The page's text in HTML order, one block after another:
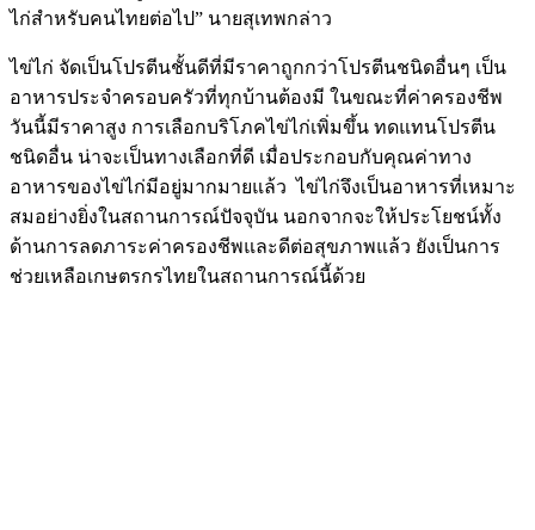
ไก่สำหรับคนไทยต่อไป” นายสุเทพกล่าว
ไข่ไก่ จัดเป็นโปรตีนชั้นดีที่มีราคาถูกกว่าโปรตีนชนิดอื่นๆ เป็น
อาหารประจำครอบครัวที่ทุกบ้านต้องมี ในขณะที่ค่าครองชีพ
วันนี้มีราคาสูง การเลือกบริโภคไข่ไก่เพิ่มขึ้น ทดแทนโปรตีน
ชนิดอื่น น่าจะเป็นทางเลือกที่ดี เมื่อประกอบกับคุณค่าทาง
อาหารของไข่ไก่มีอยู่มากมายแล้ว ไข่ไก่จึงเป็นอาหารที่เหมาะ
สมอย่างยิ่งในสถานการณ์ปัจจุบัน นอกจากจะให้ประโยชน์ทั้ง
ด้านการลดภาระค่าครองชีพและดีต่อสุขภาพแล้ว ยังเป็นการ
ช่วยเหลือเกษตรกรไทยในสถานการณ์นี้ด้วย